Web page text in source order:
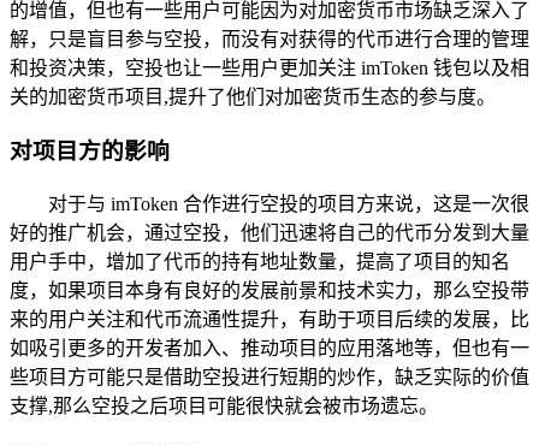
的增值，但也有一些用户可能因为对加密货币市场缺乏深入了
解，只是盲目参与空投，而没有对获得的代币进行合理的管理
和投资决策，空投也让一些用户更加关注 imToken 钱包以及相
关的加密货币项目,提升了他们对加密货币生态的参与度。
对项目方的影响
对于与 imToken 合作进行空投的项目方来说，这是一次很
好的推广机会，通过空投，他们迅速将自己的代币分发到大量
用户手中，增加了代币的持有地址数量，提高了项目的知名
度，如果项目本身有良好的发展前景和技术实力，那么空投带
来的用户关注和代币流通性提升，有助于项目后续的发展，比
如吸引更多的开发者加入、推动项目的应用落地等，但也有一
些项目方可能只是借助空投进行短期的炒作，缺乏实际的价值
支撑,那么空投之后项目可能很快就会被市场遗忘。